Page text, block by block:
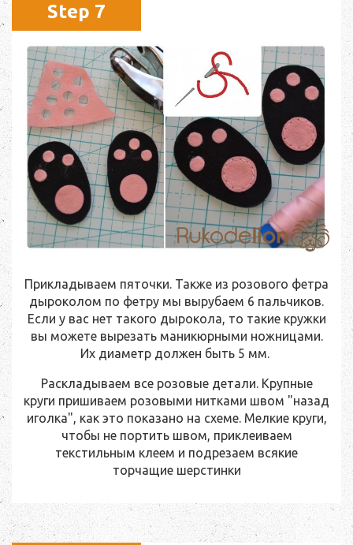
Step 7
Прикладываем пяточки. Также из розового фетра
дыроколом по фетру мы вырубаем 6 пальчиков.
Если у вас нет такого дырокола, то такие кружки
вы можете вырезать маникюрными ножницами.
Их диаметр должен быть 5 мм.
Раскладываем все розовые детали. Крупные
круги пришиваем розовыми нитками швом "назад
иголка", как это показано на схеме. Мелкие круги,
чтобы не портить швом, приклеиваем
текстильным клеем и подрезаем всякие
торчащие шерстинки